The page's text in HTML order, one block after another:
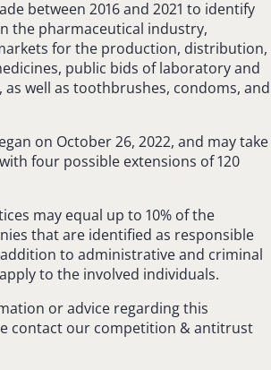
between 2016 and 2021 to identify
the pharmaceutical industry,
for the production, distribution,
public bids of laboratory and
well as toothbrushes, condoms, and
on October 26, 2022, and may take
four possible extensions of 120
may equal up to 10% of the
that are identified as responsible
to administrative and criminal
to the involved individuals.
or advice regarding this
contact our competition & antitrust